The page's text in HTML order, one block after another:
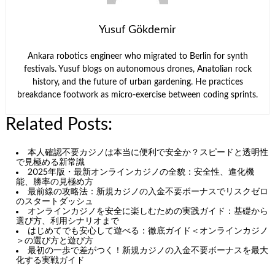
Yusuf Gökdemir
Ankara robotics engineer who migrated to Berlin for synth
festivals. Yusuf blogs on autonomous drones, Anatolian rock
history, and the future of urban gardening. He practices
breakdance footwork as micro-exercise between coding sprints.
Related Posts:
本人確認不要カジノは本当に便利で安全か？スピードと透明性
で見極める新常識
2025年版・最新オンラインカジノの全貌：安全性、進化機
能、勝率の見極め方
最前線の攻略法：新規カジノの入金不要ボーナスでリスクゼロ
のスタートダッシュ
オンラインカジノを安全に楽しむための実践ガイド：基礎から
選び方、利用シナリオまで
はじめてでも安心して遊べる：徹底ガイド＜オンラインカジノ
＞の選び方と遊び方
最初の一歩で差がつく！新規カジノの入金不要ボーナスを最大
化する実戦ガイド